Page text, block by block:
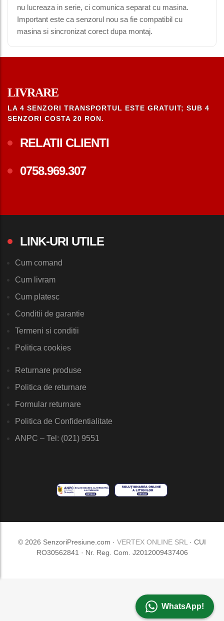
nu lucreaza in serie, ci comunica separat cu masina.
Important este ca senzorul nou sa fie compatibil cu
masina si sincronizat corect dupa montaj.
WhatsApp!
LIVRARE
LA 4 SENZORI TRANSPORTUL ESTE GRATUIT; SUB 4
SENZORI COSTA 20 RON.
RELATII CLIENTI
0758.969.307
LINK-URI UTILE
Cum comand
Cum livram
Cum platesc
Conditii de garantie
Termeni si conditii
Politica cookies
Returnare produse
Politica de returnare
Formular returnare
Politica de Confidentialitate
ANPC – Tel: (021) 9551
© 2026 SenzoriPresiune.com · VERTEX ONLINE SRL · CUI
RO30562841 · Nr. Reg. Com. J2012009437406